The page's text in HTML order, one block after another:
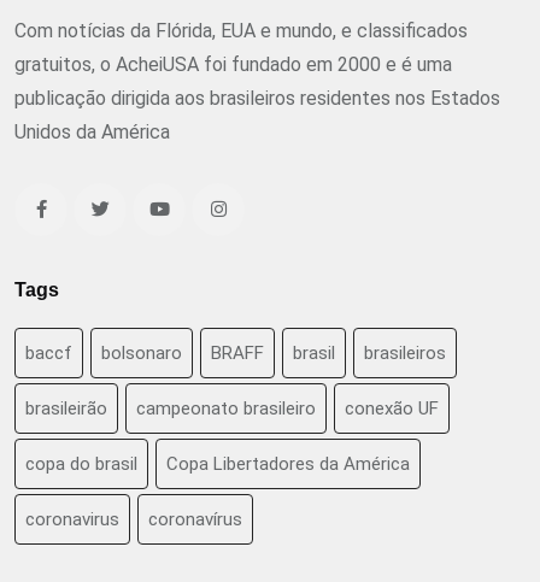
Com notícias da Flórida, EUA e mundo, e classificados
gratuitos, o AcheiUSA foi fundado em 2000 e é uma
publicação dirigida aos brasileiros residentes nos Estados
Unidos da América
Tags
baccf bolsonaro BRAFF brasil brasileiros
brasileirão campeonato brasileiro conexão UF
copa do brasil Copa Libertadores da América
coronavirus coronavírus